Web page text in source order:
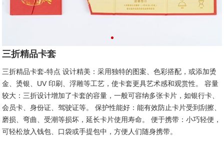
三折精品卡套
三折精品卡套-特点 设计精美：采用独特的图案、色彩搭配，或添加烫
金、烫银、UV 印刷、浮雕等工艺，使卡套更具艺术感和观赏性。 容量
较大：三折设计增加了卡套的容量，一般可容纳多张卡片，如银行卡、
会员卡、身份证、驾驶证等。 保护性能好：能有效防止卡片受到刮擦、
磨损、弯曲、受潮等损坏，延长卡片使用寿命。 便于携带：小巧轻便，
可轻松放入钱包、口袋或手提包中，方便人们随身携带。